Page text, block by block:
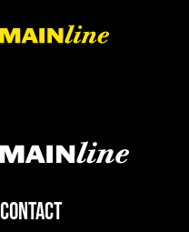
Contact